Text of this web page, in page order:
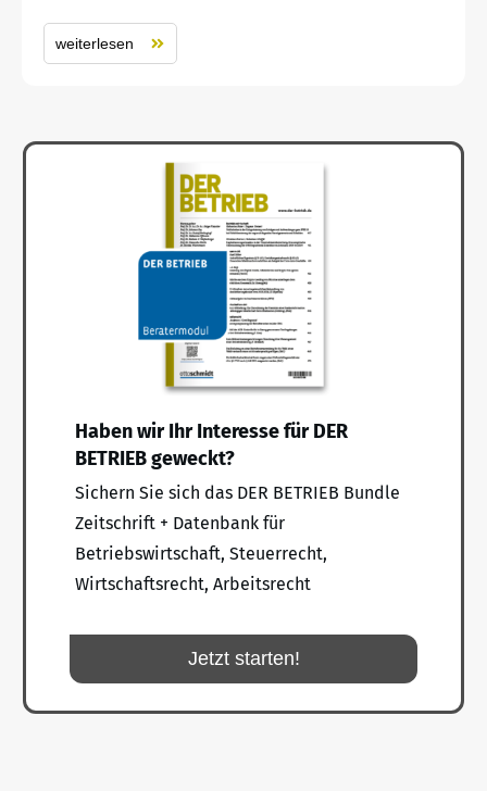
weiterlesen
Haben wir Ihr Interesse für DER
BETRIEB geweckt?
Sichern Sie sich das DER BETRIEB Bundle
Zeitschrift + Datenbank für
Betriebswirtschaft, Steuerrecht,
Wirtschaftsrecht, Arbeitsrecht
Jetzt starten!